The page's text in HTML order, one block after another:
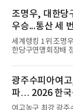
다. 1-0으로 앞서던
그는 후반 37분 상
전진 패스를 건넸고,
크가 단독 드리블
흔들었다.시점도 좋
이적설이 도는 배준
조명우, 대한당
우승...통산 세
세계랭킹 1위 조명
한당구연맹회장배
'SOOP과 함께하는
전국당구대회' 캐롬
윤도(홍성고부설방
유소년 시절 '조명
결이었다.2017년
광주수피아여
파… 2026 한국
중왕전 2연패